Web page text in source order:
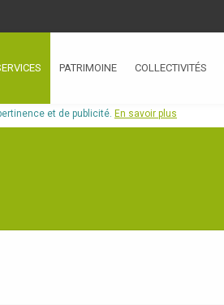
PATRIMOINE COLLECTIVITÉS
et de publicité. En savoir plus